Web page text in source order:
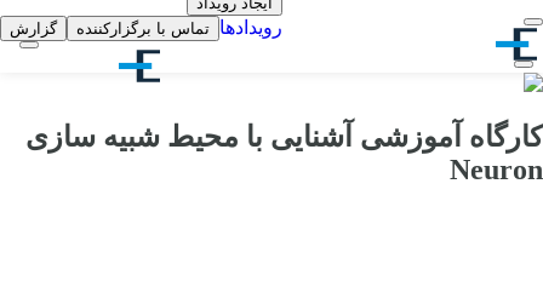
رویدادها تماس با برگزارکننده گزارش
کارگاه آموزشی آشنایی با محیط شبیه سازی
Neuron